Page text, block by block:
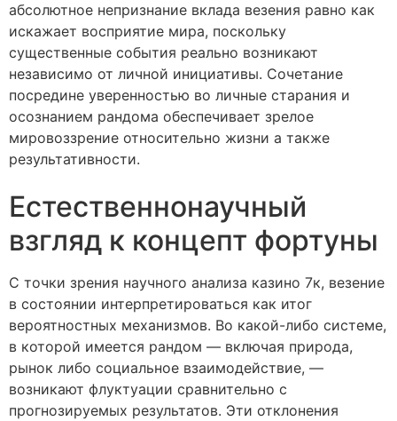
абсолютное непризнание вклада везения равно как
искажает восприятие мира, поскольку
существенные события реально возникают
независимо от личной инициативы. Сочетание
посредине уверенностью во личные старания и
осознанием рандома обеспечивает зрелое
мировоззрение относительно жизни а также
результативности.
Естественнонаучный
взгляд к концепт фортуны
С точки зрения научного анализа казино 7к, везение
в состоянии интерпретироваться как итог
вероятностных механизмов. Во какой-либо системе,
в которой имеется рандом — включая природа,
рынок либо социальное взаимодействие, —
возникают флуктуации сравнительно с
прогнозируемых результатов. Эти отклонения